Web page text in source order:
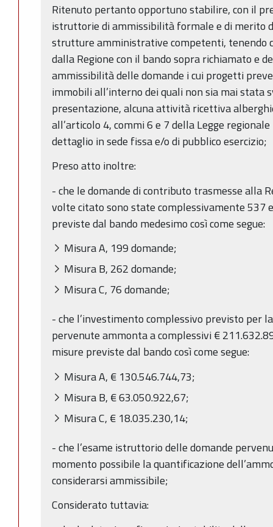
Ritenuto pertanto opportuno stabilire, con il
istruttorie di ammissibilità formale e di merito
strutture amministrative competenti, tenendo
dalla Regione con il bando sopra richiamato e
ammissibilità delle domande i cui progetti
immobili all’interno dei quali non sia mai stata
presentazione, alcuna attività ricettiva
all’articolo 4, commi 6 e 7 della Legge
dettaglio in sede fissa e/o di pubblico esercizio;
Preso atto inoltre:
- che le domande di contributo trasmesse alla
volte citato sono state complessivamente 537
previste dal bando medesimo così come segue:
Misura A, 199 domande;
Misura B, 262 domande;
Misura C, 76 domande;
- che l’investimento complessivo previsto per
pervenute ammonta a complessivi €
misure previste dal bando così come segue:
Misura A, € 130.546.744,73;
Misura B, € 63.050.922,67;
Misura C, € 18.035.230,14;
- che l’esame istruttorio delle domande
momento possibile la quantificazione
considerarsi ammissibile;
Considerato tuttavia: